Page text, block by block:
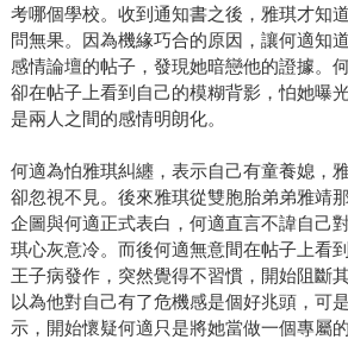
考哪個學校。收到通知書之後，雅琪才知
問無果。因為機緣巧合的原因，讓何適知
感情論壇的帖子，發現她暗戀他的證據。
卻在帖子上看到自己的模糊背影，怕她曝
是兩人之間的感情明朗化。
何適為怕雅琪糾纏，表示自己有童養媳，
卻忽視不見。後來雅琪從雙胞胎弟弟雅靖
企圖與何適正式表白，何適直言不諱自己
琪心灰意冷。而後何適無意間在帖子上看
王子病發作，突然覺得不習慣，開始阻斷
以為他對自己有了危機感是個好兆頭，可
示，開始懷疑何適只是將她當做一個專